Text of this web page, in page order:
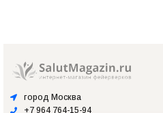
город Москва
+7 964 764-15-94